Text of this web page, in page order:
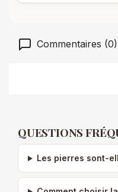
Commentaires (0)
QUESTIONS
Les pierres sont-